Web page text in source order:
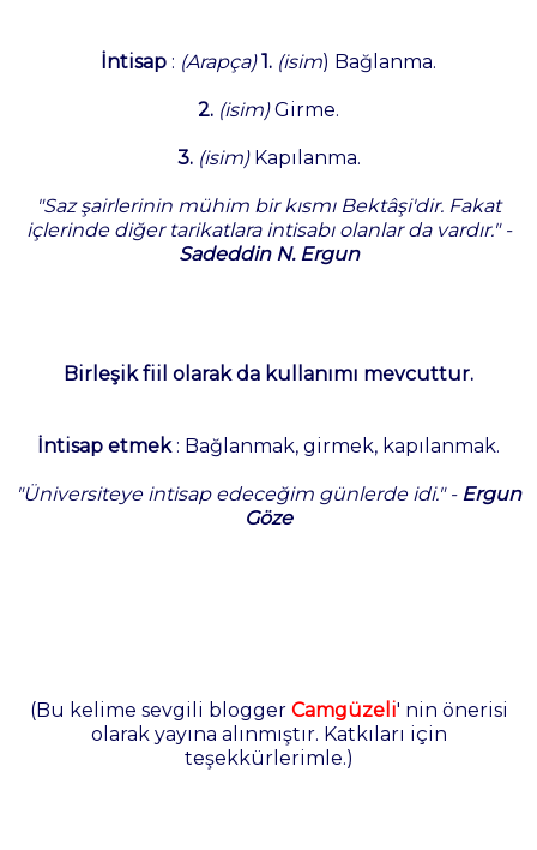
İntisap : (Arapça) 1. (isim) Bağlanma.
2. (isim)Girme.
3. (isim)Kapılanma.
"Saz şairlerinin mühim bir kısmı Bektâşi'dir. Fakat
içlerinde diğer tarikatlara intisabı olanlar da vardır." -
Sadeddin N. Ergun
Birleşik fiil olarak da kullanımı mevcuttur.
İntisap etmek: Bağlanmak, girmek, kapılanmak.
"Üniversiteye intisap edeceğim günlerde idi." - Ergun
Göze
(Bu kelime sevgili blogger Camgüzeli' nin önerisi
olarak yayına alınmıştır. Katkıları için
teşekkürlerimle.)